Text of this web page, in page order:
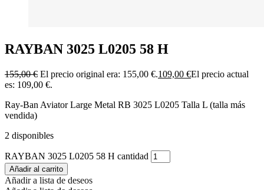
RAYBAN 3025 L0205 58 H
155,00€ El precio original era: 155,00 €.109,00 €El precio actual
es: 109,00 €.
Ray-Ban Aviator Large Metal RB 3025 L0205 Talla L (talla más
vendida)
2 disponibles
RAYBAN 3025 L0205 58 H cantidad
Añadir al carrito
Añadir a lista de deseos